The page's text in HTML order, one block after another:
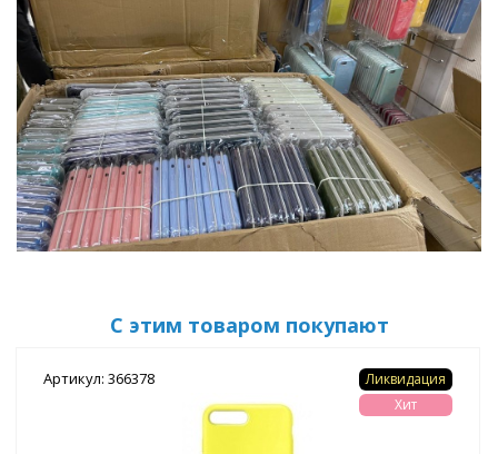
С этим товаром покупают
Артикул: 366378
Ликвидация
Хит